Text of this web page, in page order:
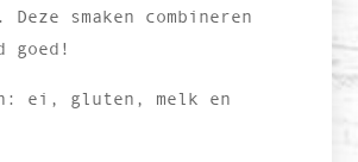
smaken combineren
goed!
ei, gluten, melk en